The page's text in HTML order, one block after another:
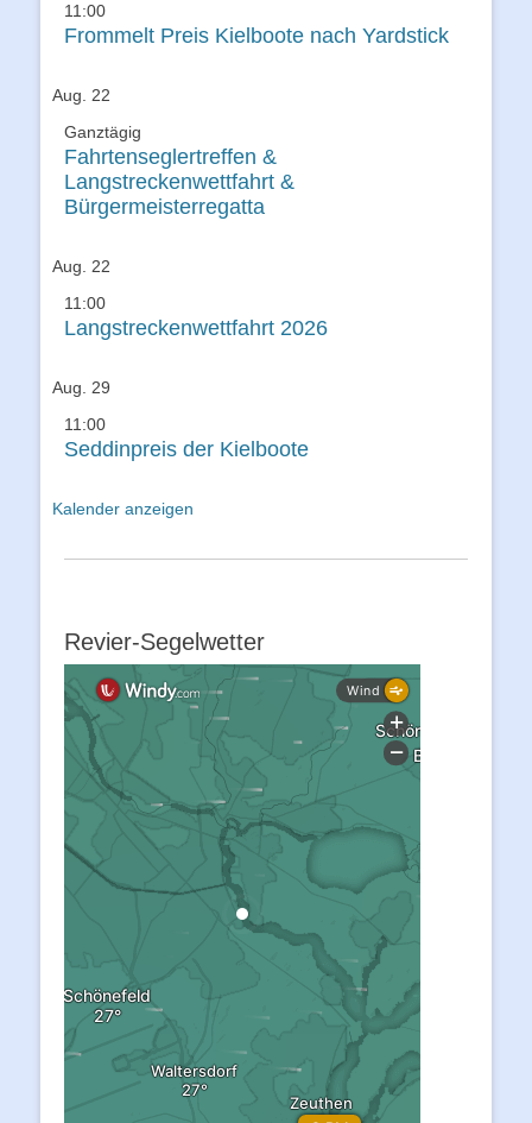
11:00
Frommelt Preis Kielboote nach Yardstick
Aug. 22
Ganztägig
Fahrtenseglertreffen &
Langstreckenwettfahrt &
Bürgermeisterregatta
Aug. 22
11:00
Langstreckenwettfahrt 2026
Aug. 29
11:00
Seddinpreis der Kielboote
Kalender anzeigen
Revier-Segelwetter